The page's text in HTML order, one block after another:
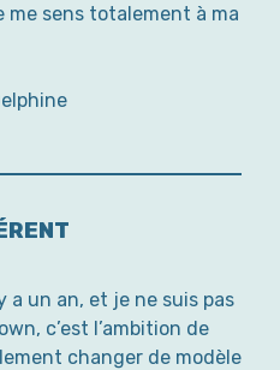
sens totalement à ma
a un an, et je ne suis pas
c’est l’ambition de
changer de modèle